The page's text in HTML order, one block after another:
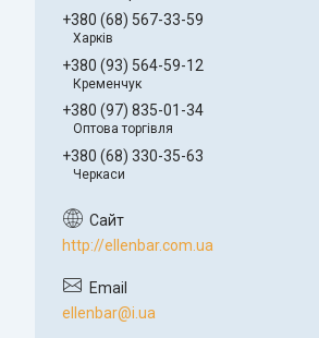
+380 (68) 567-33-59
Харків
+380 (93) 564-59-12
Кременчук
+380 (97) 835-01-34
Оптова торгівля
+380 (68) 330-35-63
Черкаси
http://ellenbar.com.ua
ellenbar@i.ua